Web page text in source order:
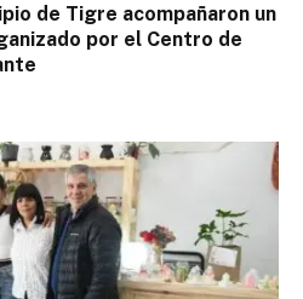
de Tigre acompañaron un
por el Centro de